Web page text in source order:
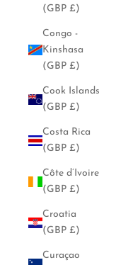
(GBP £)
Congo -
Kinshasa
(GBP £)
Cook Islands
(GBP £)
Costa Rica
(GBP £)
Côte d’Ivoire
(GBP £)
Croatia
(GBP £)
Curaçao